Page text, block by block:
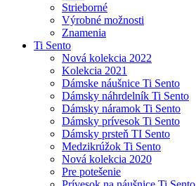
Strieborné
Výrobné možnosti
Znamenia
Ti Sento
Nová kolekcia 2022
Kolekcia 2021
Dámske náušnice Ti Sento
Dámsky náhrdelník Ti Sento
Dámsky náramok Ti Sento
Dámsky prívesok Ti Sento
Dámsky prsteň TI Sento
Medzikrúžok Ti Sento
Nová kolekcia 2020
Pre potešenie